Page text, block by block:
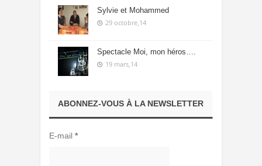
Sylvie et Mohammed
29 octobre,14
Spectacle Moi, mon héros….
19 mars,14
ABONNEZ-VOUS À LA NEWSLETTER
E-mail *